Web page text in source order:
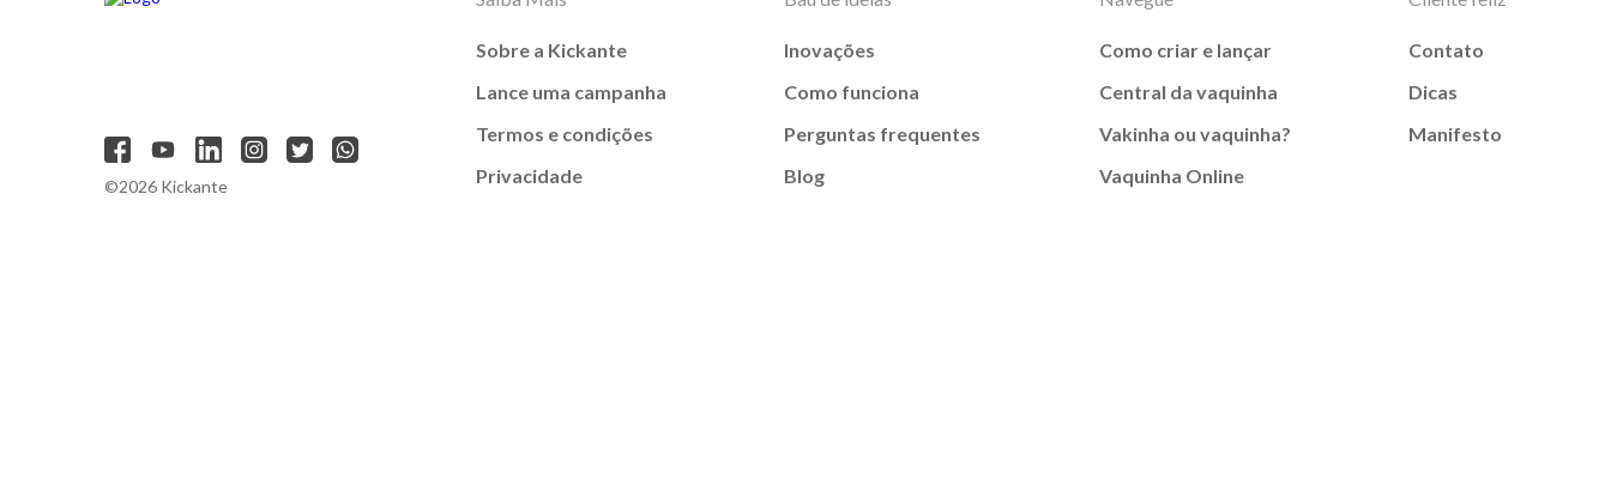
©2026 Kickante
Sobre a Kickante
Lance uma campanha
Termos e condições
Privacidade
Inovações
Como funciona
Perguntas frequentes
Blog
Como criar e lançar
Central da vaquinha
Vakinha ou vaquinha?
Vaquinha Online
Contato
Dicas
Manifesto